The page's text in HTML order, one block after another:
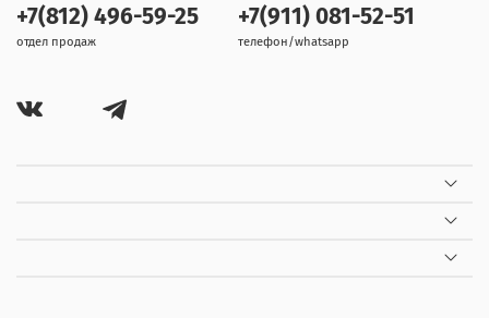
+7(812) 496-59-25
отдел продаж
+7(911) 081-52-51
телефон/whatsapp